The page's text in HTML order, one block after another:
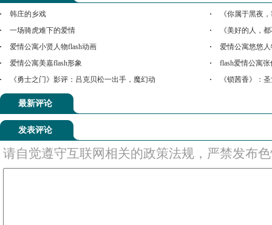
韩庄的乡戏
《你属于黑夜
一场骑虎难下的爱情
《美好的人，
爱情公寓小贤人物flash动画
爱情公寓悠悠人
爱情公寓美嘉flash形象
flash爱情公寓
《勇士之门》影评：吕克贝松一出手，魔幻动
《锁茜香》：
最新评论
发表评论
请自觉遵守互联网相关的政策法规，严禁发布